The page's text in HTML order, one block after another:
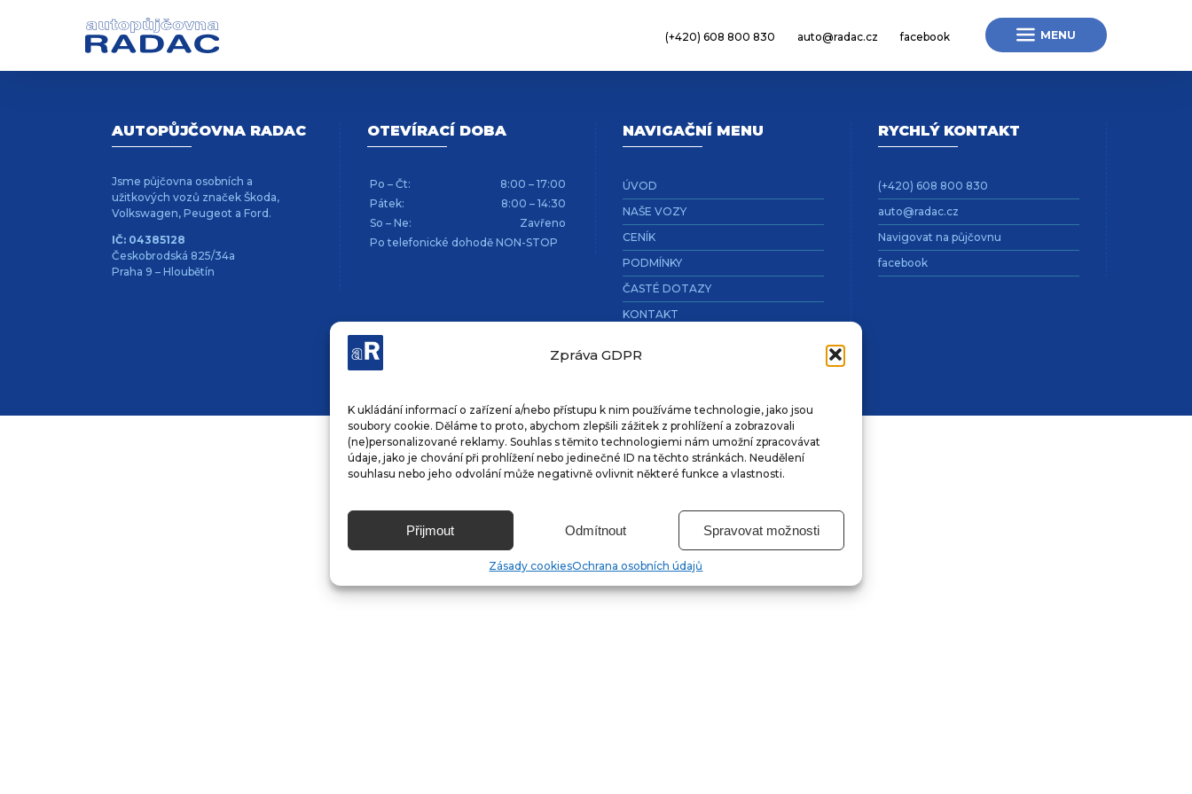
Zpráva GDPR
K ukládání informací o zařízení a/nebo přístupu k nim používáme technologie, jako jsou
soubory cookie. Děláme to proto, abychom zlepšili zážitek z prohlížení a zobrazovali
(ne)personalizované reklamy. Souhlas s těmito technologiemi nám umožní zpracovávat
údaje, jako je chování při prohlížení nebo jedinečné ID na těchto stránkách. Neudělení
souhlasu nebo jeho odvolání může negativně ovlivnit některé funkce a vlastnosti.
Přijmout Odmítnout Spravovat možnosti
Zásady cookiesOchrana osobních údajů
MENU
(+420) 608 800 830 auto@radac.cz facebook
Petr Gibala
AUTOPŮJČOVNA RADAC
Jsme půjčovna osobních a
užitkových vozů značek Škoda,
Volkswagen, Peugeot a Ford.
IČ: 04385128
Českobrodská 825/34a
Praha 9 – Hloubětín
OTEVÍRACÍ DOBA
Po – Čt:
8:00 – 17:00
Pátek:
8:00 – 14:30
So – Ne:
Zavřeno
Po telefonické dohodě NON-STOP
NAVIGAČNÍ MENU
ÚVOD
NAŠE VOZY
CENÍK
PODMÍNKY
ČASTÉ DOTAZY
KONTAKT
RYCHLÝ KONTAKT
(+420) 608 800 830
auto@radac.cz
Navigovat na půjčovnu
facebook